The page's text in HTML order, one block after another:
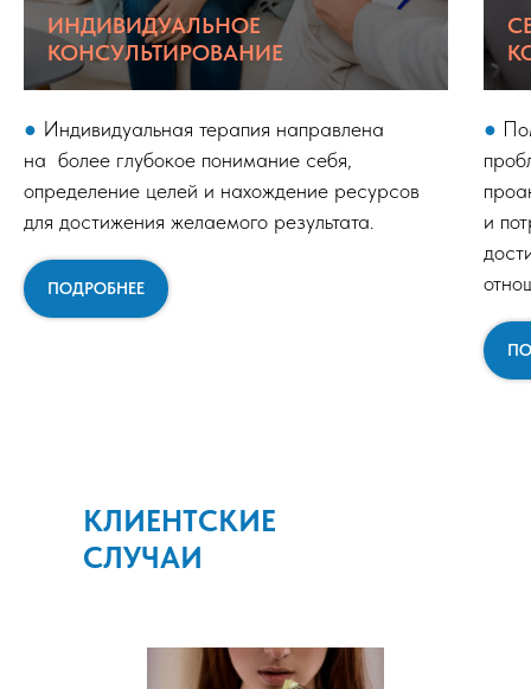
ИНДИВИДУАЛЬНОЕ
КОНСУЛЬТИРОВАНИЕ
● Индивидуальная терапия направлена
на более глубокое понимание себя,
определение целей и нахождение ресурсов
для достижения желаемого результата.
ПОДРОБНЕЕ
●
и
КЛИЕНТСКИЕ
СЛУЧАИ